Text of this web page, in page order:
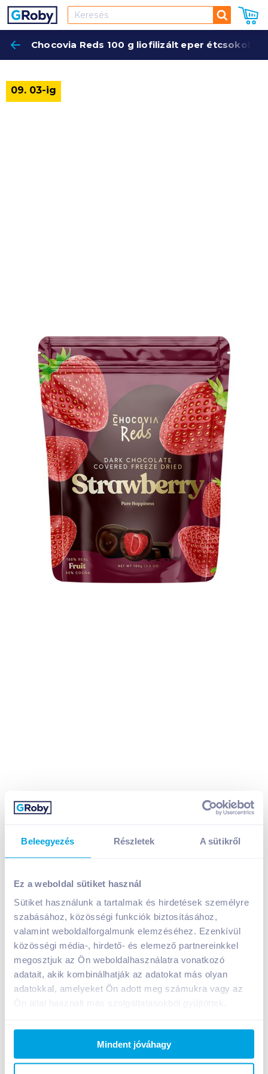
Beleegyezés Részletek A sütikről
Ez a weboldal sütiket használ
Sütiket használunk a tartalmak és hirdetések személyre
szabásához, közösségi funkciók biztosításához,
valamint weboldalforgalmunk elemzéséhez. Ezenkívül
közösségi média-, hirdető- és elemező partnereinkkel
megosztjuk az Ön weboldalhasználatra vonatkozó
adatait, akik kombinálhatják az adatokat más olyan
adatokkal, amelyeket Ön adott meg számukra vagy az
Mindent jóváhagy
Keresés
Chocovia Reds 100 g liofilizált eper
09. 03-ig
1 299 Ft / db
Kizárólag a webshopban érvényes ár!
Egységár:
12 990 Ft /
kg
Nettó eladási ár: 1 023 Ft / db (27% áfa)
KosárbaKosárba